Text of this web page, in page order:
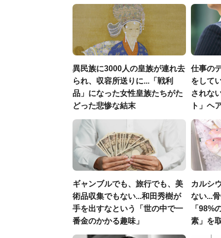
異民族に3000人の皇族が連れ去
られ、収容所送りに...「戦利
品」になった女性皇族たちがた
どった悲惨な結末
仕事の
をして
されな
ト」ヘ
ギャンブルでも、旅行でも、美
術品収集でもない...和田秀樹が
手を出すなという「世の中で一
番金のかかる趣味」
カルシ
ない...
「98%
素」を